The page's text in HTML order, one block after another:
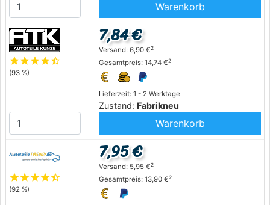
Warenkorb
starstarstarstarstar_half
(93 %)
Lieferzeit: 1 - 2 Werktage
Zustand: Fabrikneu
7,84 €
Versand: 6,90 €2
Gesamtpreis: 14,74 €2
Warenkorb
starstarstarstarstar_half
(92 %)
7,95 €
Versand: 5,95 €2
Gesamtpreis: 13,90 €2